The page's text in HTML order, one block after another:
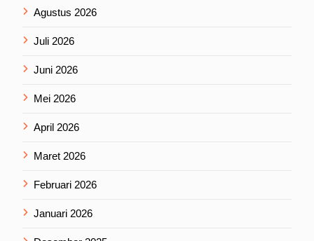
Agustus 2026
Juli 2026
Juni 2026
Mei 2026
April 2026
Maret 2026
Februari 2026
Januari 2026